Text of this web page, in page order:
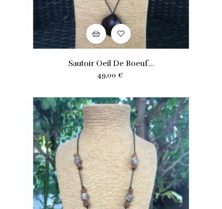
Sautoir Oeil De Boeuf...
Prix
49,00 €